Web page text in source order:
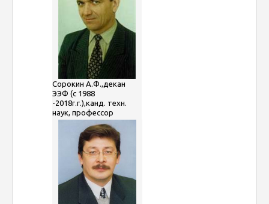
Сорокин А.Ф.,декан
ЭЭФ (с 1988
-2018г.г.),канд. техн.
наук, профессор